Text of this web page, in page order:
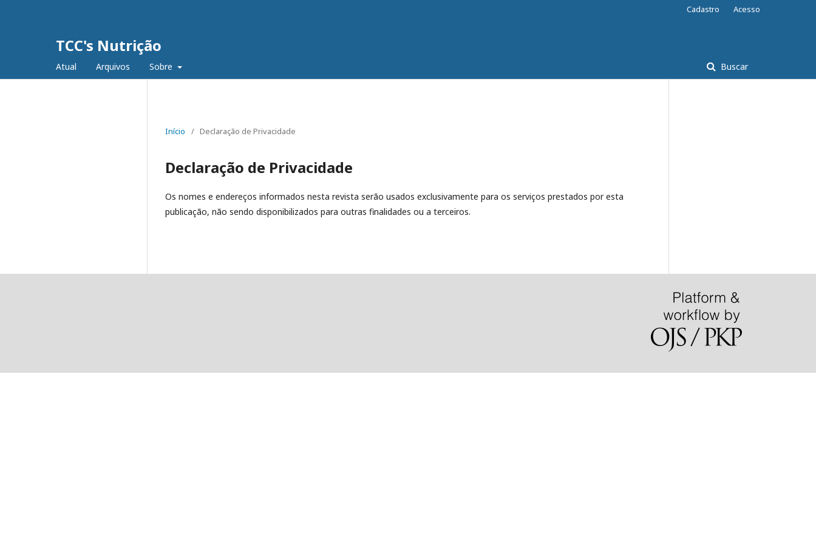
TCC's Nutrição
Atual Arquivos Sobre Buscar
Cadastro Acesso
Início / Declaração de Privacidade
Declaração de Privacidade
Os nomes e endereços informados nesta revista serão usados exclusivamente para os serviços prestados por esta
publicação, não sendo disponibilizados para outras finalidades ou a terceiros.